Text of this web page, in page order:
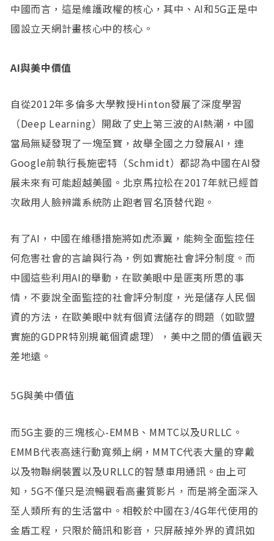
中國而言，這是維護政權的核心，其中、AI和5G正是中
國設立天網計畫核心中的核心。
AI與美中價值
自從2012年多倫多大學教授Hinton發展了深度學習
（Deep Learning）開啟了史上第三波的AI熱潮，中國
當局無疑發現了一塊至寶，故舉全國之力發展AI，連
Google前執行長施密特（Schmidt）都認為中國在AI發
展未來有可能超越美國。北京馬拉松在2017年就已經首
次啟用人臉辨識系統防止跑者冒名頂替代跑。
有了AI，中國在維穩措施將如虎添翼，能夠全面監控任
何危害社會的言論與行為，例如實施社會評分制度。而
中國這些利用AI的舉動，在歐美眼中是匪夷所思的事
情，不要說全面監控的社會評分制度，光是儲存人民個
資的方法，在歐美眼中就有個資法儲存的問題（如歐盟
實施的GDPR特別規範個資處理），美中之間的價值觀天
差地遠。
5G與美中價值
而5G主要的三塊核心-EMMB、MMTC以及URLLC。
EMMB代表高速行動寬頻上網，MMTC代表大量的穿戴
以及物聯網裝置以及URLLC的智慧車用通訊。由上可
知，5G不僅只是流暢觀看高畫質影片，而是將全面深入
至人類所有的生活當中。相較於中國在3/4G年代使用的
金盾工程，只限於簡訊和影音，只屏蔽掉外界的資訊如